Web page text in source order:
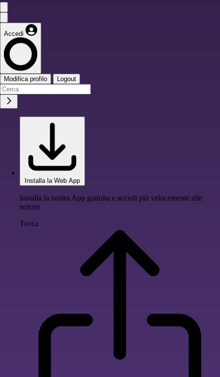
Accedi
Modifica profilo Logout
Installa la Web App
Installa la nostra App gratuita e accedi più velocemente alle
notizie
Tocca